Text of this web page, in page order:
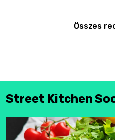
Összes
Street Kitchen